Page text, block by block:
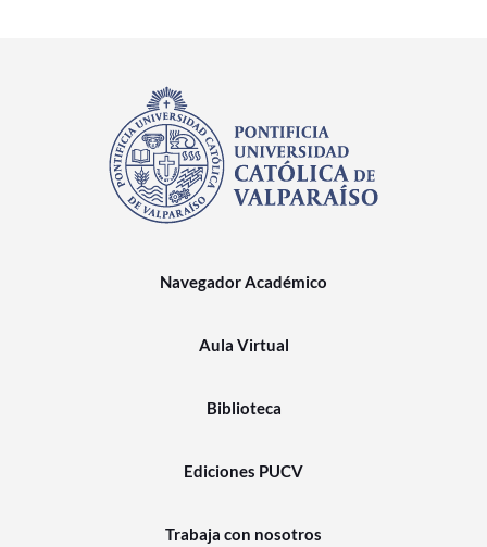
Navegador Académico
Aula Virtual
Biblioteca
Ediciones PUCV
Trabaja con nosotros